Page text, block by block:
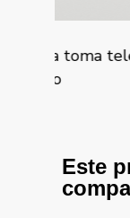
Iris,
Este